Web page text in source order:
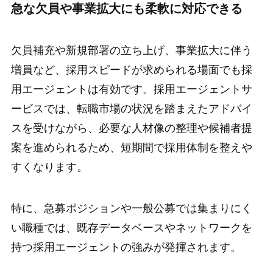
急な欠員や事業拡大にも柔軟に対応できる
欠員補充や新規部署の立ち上げ、事業拡大に伴う
増員など、採用スピードが求められる場面でも採
用エージェントは有効です。採用エージェントサ
ービスでは、転職市場の状況を踏まえたアドバイ
スを受けながら、必要な人材像の整理や候補者提
案を進められるため、短期間で採用体制を整えや
すくなります。
特に、急募ポジションや一般公募では集まりにく
い職種では、既存データベースやネットワークを
持つ採用エージェントの強みが発揮されます。